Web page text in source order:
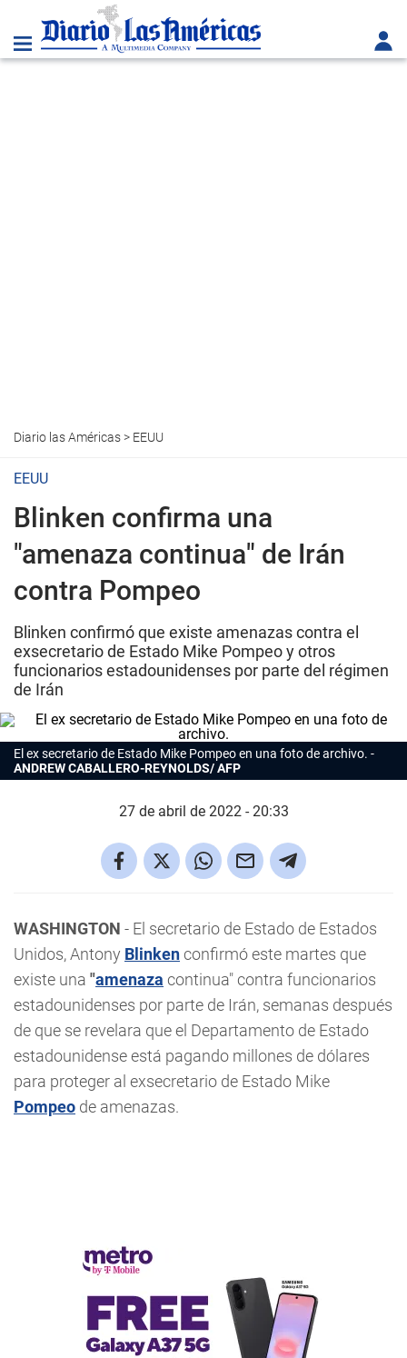
Diario las Américas> EEUU
EEUU
Blinken confirma una
"amenaza continua" de Irán
contra Pompeo
Blinken confirmó que existe amenazas contra el
exsecretario de Estado Mike Pompeo y otros
funcionarios estadounidenses por parte del régimen
de Irán
El ex secretario de Estado Mike Pompeo en una foto de archivo.
ANDREW CABALLERO-REYNOLDS/ AFP
27 de abril de 2022 - 20:33
WASHINGTON - El secretario de Estado de Estados
Unidos, Antony Blinkenconfirmó este martes que
existe una "amenaza continua" contra funcionarios
estadounidenses por parte de Irán, semanas después
de que se revelara que el Departamento de Estado
estadounidense está pagando millones de dólares
para proteger al exsecretario de Estado Mike
Pompeo de amenazas.